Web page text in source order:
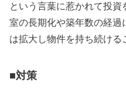
という言葉に惹かれて投資
室の長期化や築年数の経
は拡大 し物件を持ち続ける
■対策